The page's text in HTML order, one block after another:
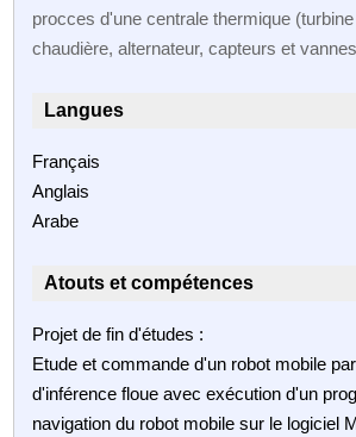
procces d'une centrale thermique
chaudière, alternateur, capteurs et
Langues
Français
Anglais
Arabe
Atouts et compétences
Projet de fin d'études :
Etude et commande d'un robot mobile
d'inférence floue avec exécution d'un
navigation du robot mobile sur le logiciel